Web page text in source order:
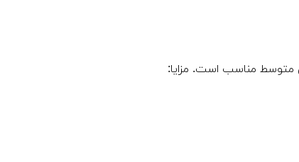
متوسط مناسب است. مزایا: